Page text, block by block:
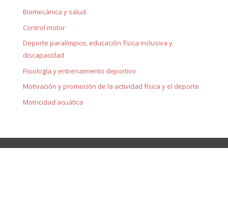
Biomecánica y salud
Control motor
Deporte paralímpico, educación física inclusiva y
discapacidad
Fisiología y entrenamiento deportivo
Motivación y promoción de la actividad física y el deporte
Motricidad acuática